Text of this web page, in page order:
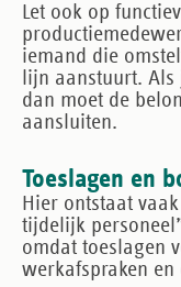
Let ook op
iemand die
lijn aanstuurt.
dan moet de
aansluiten.
Toeslagen en
Hier ontstaat
tijdelijk
omdat toeslagen
werkafspraken en